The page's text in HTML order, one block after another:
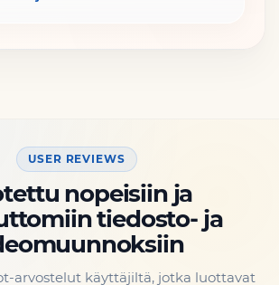
USER REVIEWS
nopeisiin ja
tiedosto- ja
arvostelut käyttäjiltä, jotka luottavat